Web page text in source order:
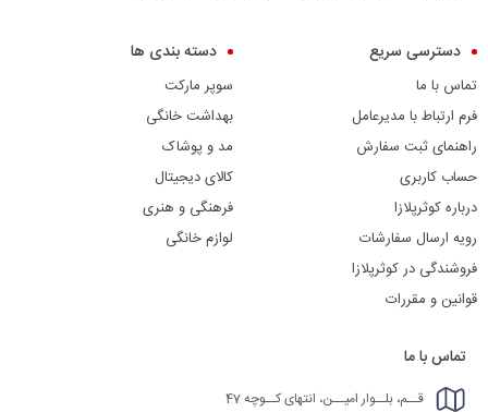
دسترسی سریع
تماس با ما
فرم ارتباط با مدیرعامل
راهنمای ثبت سفارش
حساب کاربری
درباره کوثرپلازا
رویه ارسال سفارشات
فروشندگی در کوثرپلازا
قوانین و مقررات
دسته بندی ها
سوپر مارکت
بهداشت خانگی
مد و پوشاک
کالای دیجیتال
فرهنگی و هنری
لوازم خانگی
تماس با ما
قــم، بلــوار امیــن، انتهای کــوچه 47